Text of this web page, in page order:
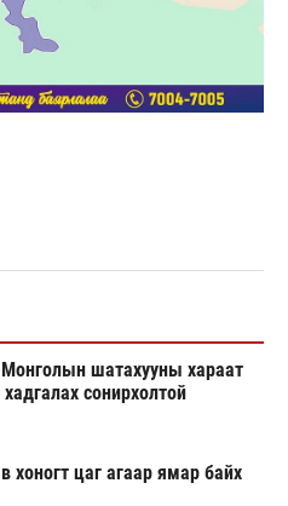
шатахууны хараат
сонирхолтой
хоногт цаг агаар ямар байх